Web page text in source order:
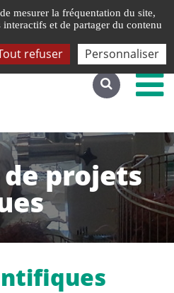
projets
mesurer la fréquentation du site,
et de partager du contenu
refuser Personnaliser